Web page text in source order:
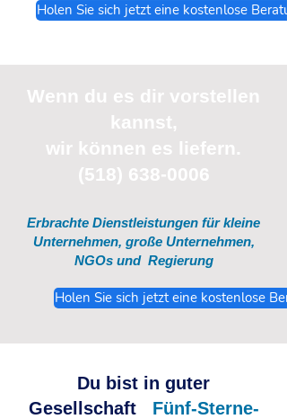
Holen Sie sich jetzt eine kostenlose
Wenn du es dir vorstellen
kannst,
wir können es liefern.
(518) 638-0006
Erbrachte Dienstleistungen für kleine
Unternehmen, große Unternehmen,
NGOs und Regierung
Holen Sie sich jetzt eine kostenlose
Du bist in guter
Gesellschaft
Fünf-Sterne-